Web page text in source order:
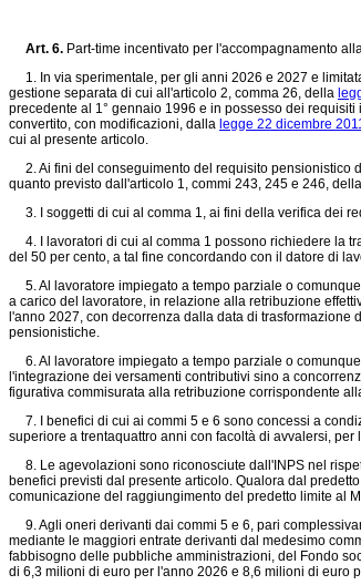
Art. 6. Part-time incentivato per l'accompagnamento
1. In via sperimentale, per gli anni 2026 e 2027 e
gestione separata di cui all'articolo 2, comma 26, della
precedente al 1° gennaio 1996 e in possesso dei
convertito, con modificazioni, dalla legge 22 dicembre
cui al presente articolo.
2. Ai fini del conseguimento del requisito pensionistico
quanto previsto dall'articolo 1, commi 243, 245 e 246, della
3. I soggetti di cui al comma 1, ai fini della verifica dei
4. I lavoratori di cui al comma 1 possono richiedere la
del 50 per cento, a tal fine concordando con il datore di
5. Al lavoratore impiegato a tempo parziale o
a carico del lavoratore, in relazione alla retribuzione
l'anno 2027, con decorrenza dalla data di
pensionistiche.
6. Al lavoratore impiegato a tempo parziale o
l'integrazione dei versamenti contributivi sino a
figurativa commisurata alla retribuzione corrispondente
7. I benefici di cui ai commi 5 e 6 sono concessi a
superiore a trentaquattro anni con facoltà di avvalersi,
8. Le agevolazioni sono riconosciute dall'INPS nel
benefici previsti dal presente articolo. Qualora dal
comunicazione del raggiungimento del predetto limite al
9. Agli oneri derivanti dai commi 5 e 6, pari
mediante le maggiori entrate derivanti dal medesimo
fabbisogno delle pubbliche amministrazioni, del Fondo
di 6,3 milioni di euro per l'anno 2026 e 8,6 milioni di euro